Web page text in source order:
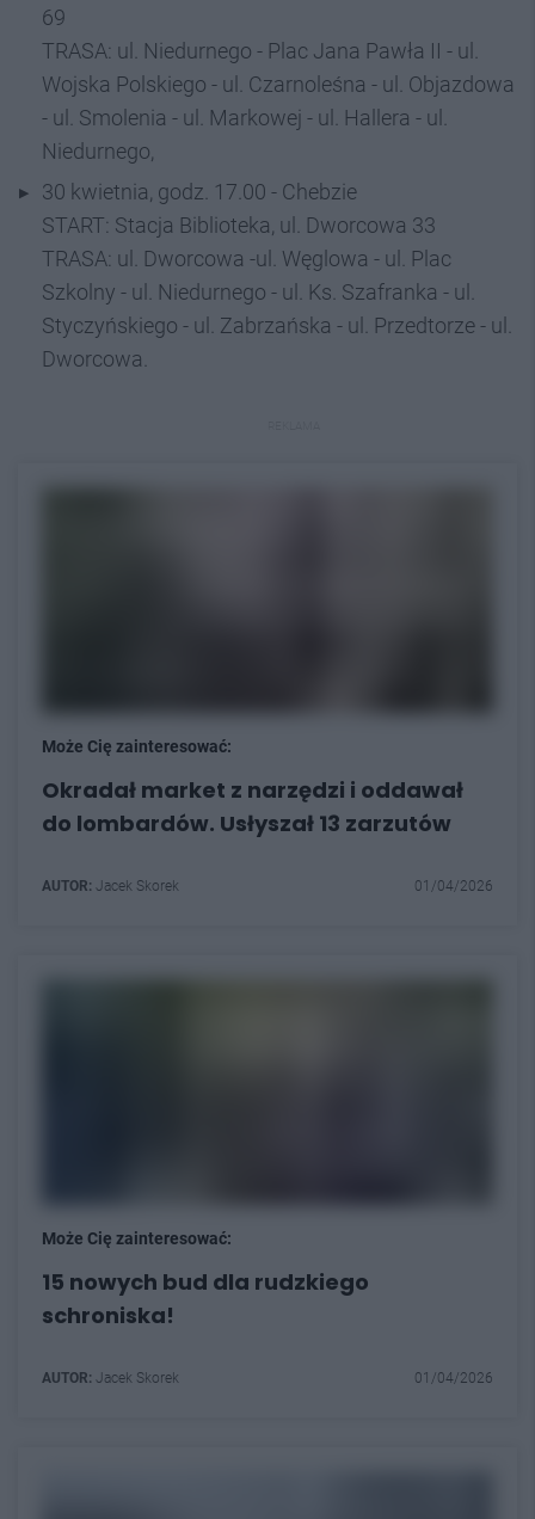
69
TRASA: ul. Niedurnego - Plac Jana Pawła II - ul.
Wojska Polskiego - ul. Czarnoleśna - ul. Objazdowa
- ul. Smolenia - ul. Markowej - ul. Hallera - ul.
Niedurnego,
30 kwietnia, godz. 17.00 - Chebzie
START: Stacja Biblioteka, ul. Dworcowa 33
TRASA: ul. Dworcowa -ul. Węglowa - ul. Plac
Szkolny - ul. Niedurnego - ul. Ks. Szafranka - ul.
Styczyńskiego - ul. Zabrzańska - ul. Przedtorze - ul.
Dworcowa.
Może Cię zainteresować:
Okradał market z narzędzi i oddawał
do lombardów. Usłyszał 13 zarzutów
AUTOR: Jacek Skorek 01/04/2026
Może Cię zainteresować:
15 nowych bud dla rudzkiego
schroniska!
AUTOR: Jacek Skorek 01/04/2026